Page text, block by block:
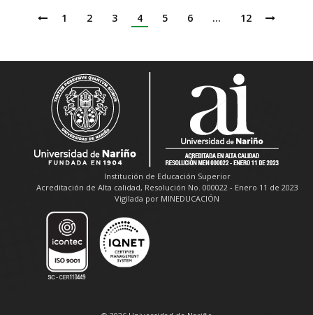
1 2 3 4 5 6 … 12
Institución de Educación Superior
Acreditación de Alta calidad, Resolución No. 000022 - Enero 11 de 2023
Vigilada por MINEDUCACIÓN